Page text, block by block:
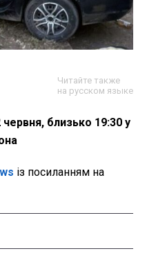
Читайте также
на русском языке
близько 19:30 у
із посиланням на